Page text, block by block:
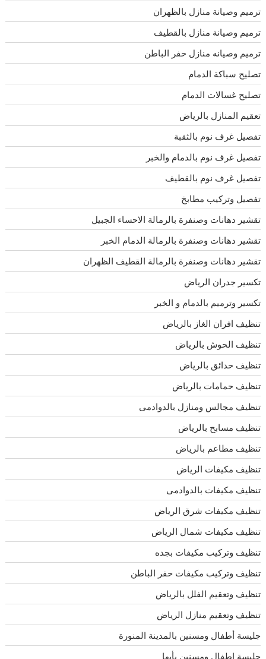
ترميم وصيانة منازل بالظهران
ترميم وصيانة منازل بالقطيف
ترميم وصيانه منازل حفر الباطن
تصليح سباكة الدمام
تصليح غسالات الدمام
تعقيم المنازل بالرياض
تفصيل غرف نوم بالثقبة
تفصيل غرف نوم بالدمام والخبر
تفصيل غرف نوم بالقطيف
تفصيل وتركيب مطابخ
تقشير دهانات وصنفرة بالرمالة الاحساء الجبيل
تقشير دهانات وصنفرة بالرمالة الدمام الخبر
تقشير دهانات وصنفرة بالرمالة القطيف الظهران
تكسير جدران الرياض
تكسير وترميم بالدمام و الخبر
تنظيف افران الغاز بالرياض
تنظيف الحوش بالرياض
تنظيف حدائق بالرياض
تنظيف حمامات بالرياض
تنظيف مجالس ومنازل بالدوادمى
تنظيف مسابح بالرياض
تنظيف مطاعم بالرياض
تنظيف مكيفات الرياض
تنظيف مكيفات بالدوادمى
تنظيف مكيفات شرق الرياض
تنظيف مكيفات شمال الرياض
تنظيف وتركيب مكيفات بجده
تنظيف وتركيب مكيفات حفر الباطن
تنظيف وتعقيم الفلل بالرياض
تنظيف وتعقيم منازل الرياض
جليسة أطفال ومسنين بالمدينة المنورة
جليسة اطفال ومسنين بأبها